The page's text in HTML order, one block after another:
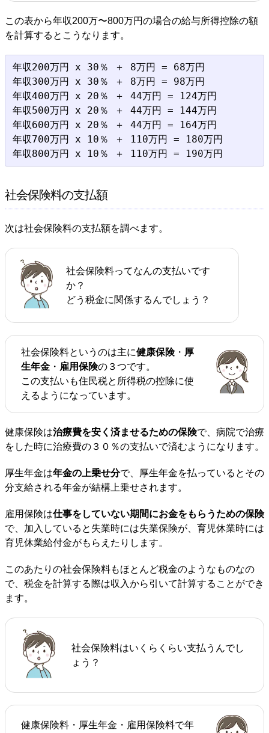
この表から年収200万〜800万円の場合の給与所得控除の額
を計算するとこうなります。
年収200万円 x 30％ ＋ 8万円 = 68万円
年収300万円 x 30％ ＋ 8万円 = 98万円
年収400万円 x 20％ ＋ 44万円 = 124万円
年収500万円 x 20％ ＋ 44万円 = 144万円
年収600万円 x 20％ ＋ 44万円 = 164万円
年収700万円 x 10％ ＋ 110万円 = 180万円
社会保険料の支払額
次は社会保険料の支払額を調べます。
社会保険料ってなんの支払いです
か？
どう税金に関係するんでしょう？
社会保険料というのは主に健康保険・ 厚
生年金 ・ 雇用保険の３つです。
この支払いも住民税と所得税の控除に使
えるようになっています。
健康保険は治療費を安く済ませるための保険で、病院で治療
をした時に治療費の３０％の支払いで済むようになります。
厚生年金は年金の上乗せ分で、厚生年金を払っているとその
分支給される年金が結構上乗せされます。
雇用保険は仕事をしていない期間にお金をもらうための保険
で、加入していると失業時には失業保険が、育児休業時には
育児休業給付金がもらえたりします。
このあたりの社会保険料もほとんど税金のようなものなの
で、税金を計算する際は収入から引いて計算することができ
ます。
社会保険料はいくらくらい支払うんでし
ょう？
健康保険料・厚生年金・雇用保険料で年